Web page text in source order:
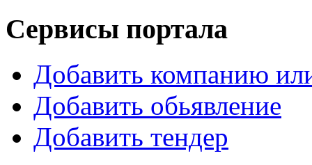
Сервисы портала
Добавить компанию
Добавить обьявление
Добавить тендер